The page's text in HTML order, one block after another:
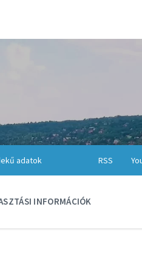
RSS
adatok
INFORMÁCIÓK